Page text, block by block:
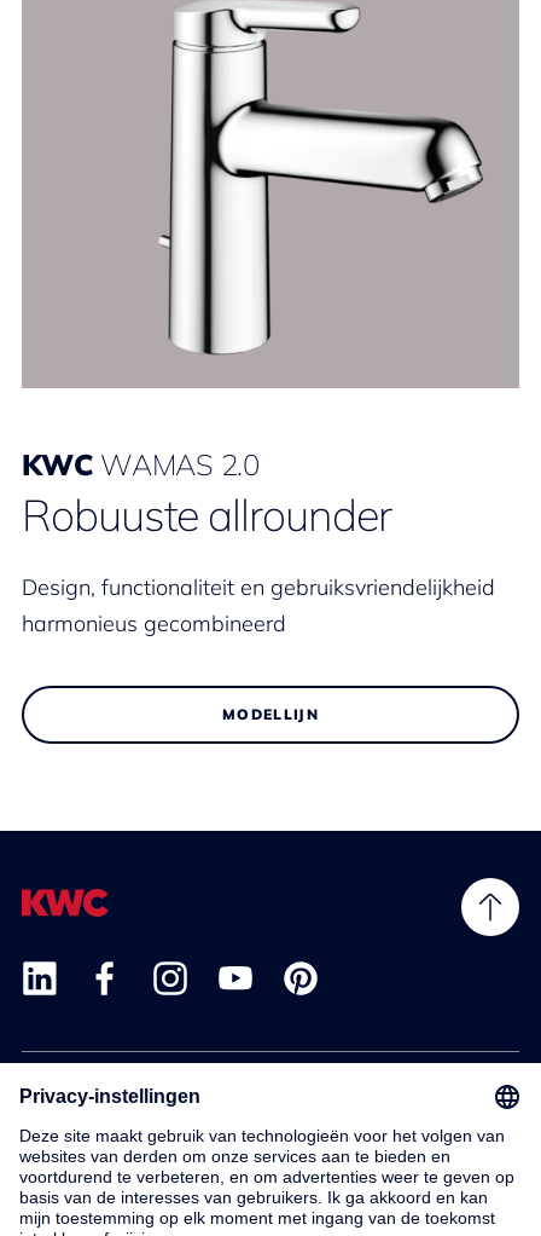
KWC WAMAS 2.0
Robuuste allrounder
Design, functionaliteit en gebruiksvriendelijkheid
harmonieus gecombineerd
MODELLIJN
Service
Contact